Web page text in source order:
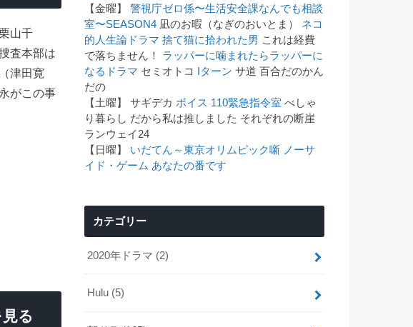
山千
査本部は
津田寛
がこの事
る
【金曜】 警視庁ゼロ係〜生活安全課なんでも相談
室〜SEASON4 凪のお暇（なぎのおいとま） ネコ
的人生論ドラマ 捨て猫に拾われた男 これは経費
で落ちません！ ラッパーに噛まれたらラッパーに
なるドラマ セミオトコ Iターン サ道 百合だのかん
だの
【土曜】 サギデカ ボイス 110緊急指令室 べしゃ
り暮らし だから私は推しました それぞれの断崖
ランウェイ24
【日曜】 いだてん～東京オリムピック噺 ノーサ
イド・ゲーム あなたの番です
カテゴリー
2020年ドラマ (2)
Hulu (5)